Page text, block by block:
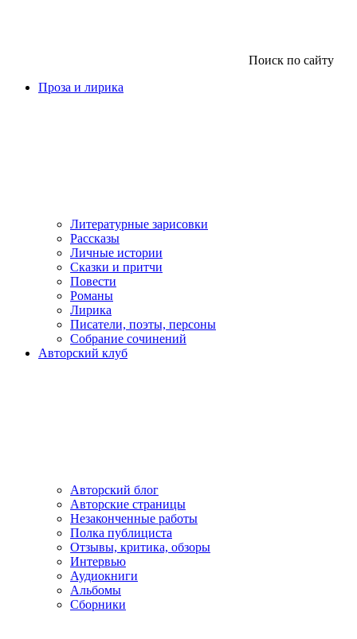
Поиск по сайту
Проза и лирика
Литературные зарисовки
Рассказы
Личные истории
Сказки и притчи
Повести
Романы
Лирика
Писатели, поэты, персоны
Собрание сочинений
Авторский клуб
Авторский блог
Авторские страницы
Незаконченные работы
Полка публициста
Отзывы, критика, обзоры
Интервью
Аудиокниги
Альбомы
Сборники